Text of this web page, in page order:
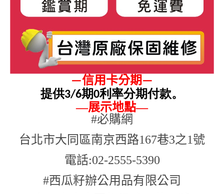
—信用卡分期 —
提供3/6期0利率分期付款。
—展示地點—
#必購網
台北市大同區南京西路167巷3之1號
電話:02-2555-5390
#西瓜籽辦公用品有限公司